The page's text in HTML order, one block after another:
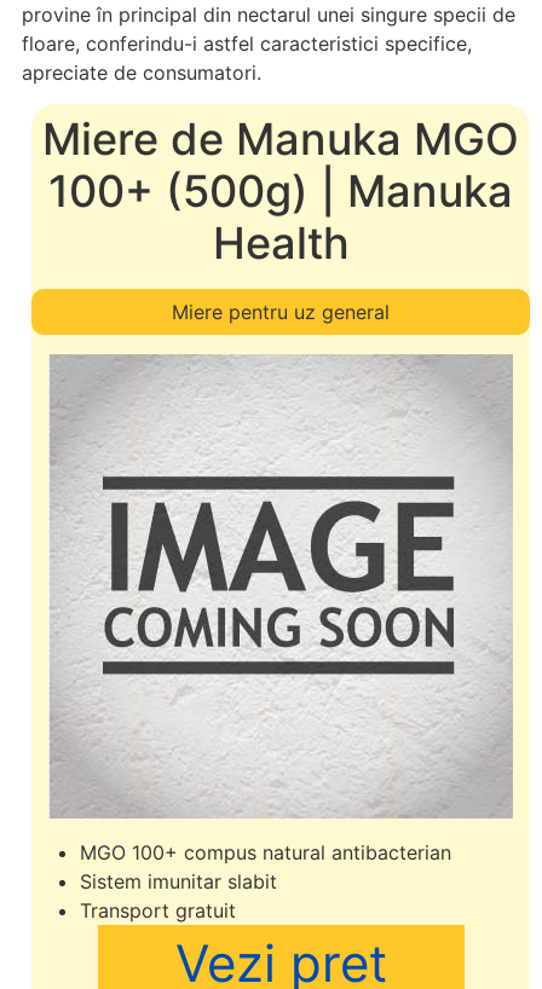
provine în principal din nectarul unei singure specii de
floare, conferindu-i astfel caracteristici specifice,
apreciate de consumatori.
Miere de Manuka MGO
100+ (500g) | Manuka
Health
Miere pentru uz general
MGO 100+ compus natural antibacterian
Sistem imunitar slabit
Transport gratuit
Vezi pret